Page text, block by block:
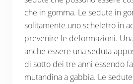
che in gomma. Le sedute in
solitamente uno scheletro in
prevenire le deformazioni.
anche essere una seduta
di sotto dei tre anni essendo
mutandina a gabbia. Le